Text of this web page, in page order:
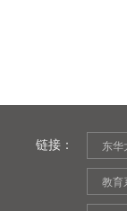
东华
教育
链接：